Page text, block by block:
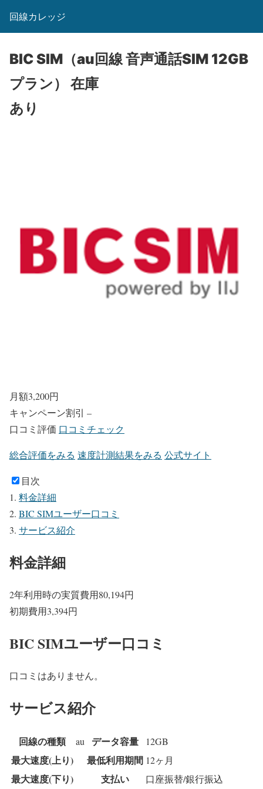
回線カレッジ
BIC SIM（au回線 音声通話SIM 12GB
プラン） 在庫
あり
月額3,200円
キャンペーン割引 –
口コミ評価 口コミチェック
総合評価をみる 速度計測結果をみる 公式サイト
目次
料金詳細
BIC SIMユーザー口コミ
サービス紹介
料金詳細
2年利用時の実質費用80,194円
初期費用3,394円
BIC SIMユーザー口コミ
口コミはありません。
サービス紹介
回線の種類 au データ容量 12GB
最大速度(上り) 最低利用期間 12ヶ月
最大速度(下り) 支払い 口座振替/銀行振込